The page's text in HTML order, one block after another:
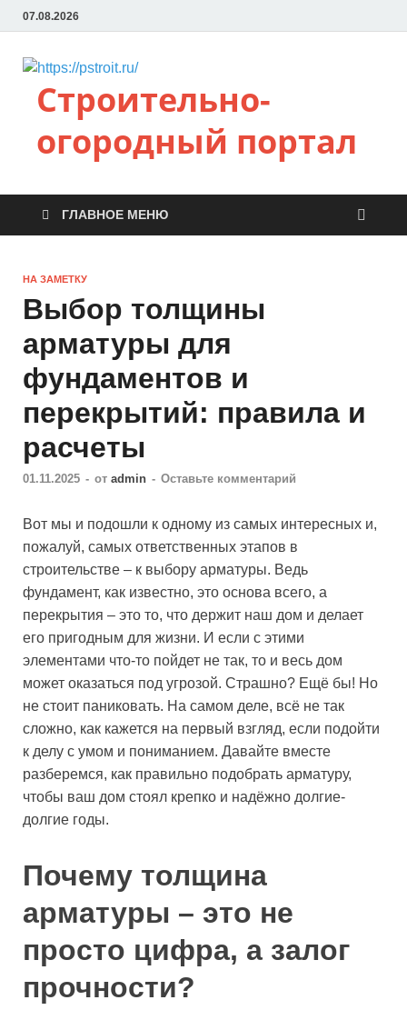
07.08.2026
Строительно-
огородный портал
ГЛАВНОЕ МЕНЮ
НА ЗАМЕТКУ
Выбор толщины
арматуры для
фундаментов и
перекрытий: правила и
расчеты
01.11.2025 - от admin - Оставьте комментарий
Вот мы и подошли к одному из самых интересных и,
пожалуй, самых ответственных этапов в
строительстве – к выбору арматуры. Ведь
фундамент, как известно, это основа всего, а
перекрытия – это то, что держит наш дом и делает
его пригодным для жизни. И если с этими
элементами что-то пойдет не так, то и весь дом
может оказаться под угрозой. Страшно? Ещё бы! Но
не стоит паниковать. На самом деле, всё не так
сложно, как кажется на первый взгляд, если подойти
к делу с умом и пониманием. Давайте вместе
разберемся, как правильно подобрать арматуру,
чтобы ваш дом стоял крепко и надёжно долгие-
долгие годы.
Почему толщина
арматуры – это не
просто цифра, а залог
прочности?